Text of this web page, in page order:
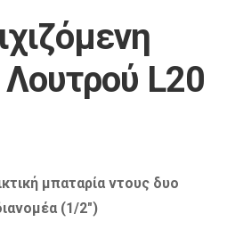
L20
μπαταρία ντους δυο
(1/2″)